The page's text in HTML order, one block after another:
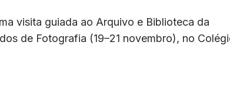
visita guiada ao Arquivo e Biblioteca da
de Fotografia (19–21 novembro), no